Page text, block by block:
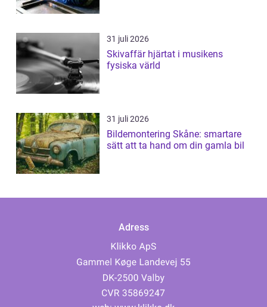
31 juli 2026
Skivaffär hjärtat i musikens
fysiska värld
31 juli 2026
Bildemontering Skåne: smartare
sätt att ta hand om din gamla bil
Adress